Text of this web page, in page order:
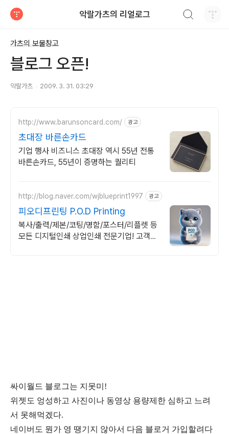
악랄가츠의 리얼로그
가츠의 보물창고
블로그 오픈!
악랄가츠 2009. 3. 31. 03:29
http://www.barunsoncard.com/ 광고
초대장 바른손카드
기업 행사 비즈니스 초대장 역시 55년 전통
바른손카드, 55년이 증명하는 퀄리티
http://blog.naver.com/wjblueprint1997 광고
피오디프린팅 P.O.D Printing
복사/출력/제본/코팅/명함/포스터/리플렛 등
모든 디지털인쇄 상업인쇄 전문기업! 고객만
싸이월드 블로그는 지못미!
위젯도 엉성하고 사진이나 동영상 용량제한 심하고 느려
서 못해먹겠다.
네이버도 뭔가 영 땡기지 않아서 다음 블로거 가입할려다